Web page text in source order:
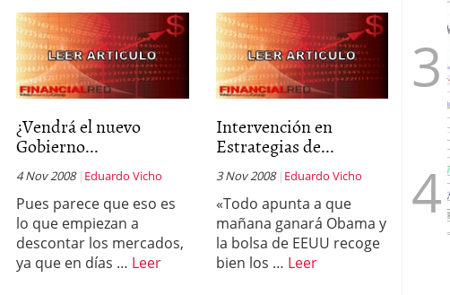
¿Vendrá el nuevo
Gobierno...
4 Nov 2008 Eduardo Vicho
Pues parece que eso es
lo que empiezan a
descontar los mercados,
ya que en días … Leer
Intervención en
Estrategias de...
3 Nov 2008 Eduardo Vicho
«Todo apunta a que
mañana ganará Obama y
la bolsa de EEUU recoge
bien los … Leer